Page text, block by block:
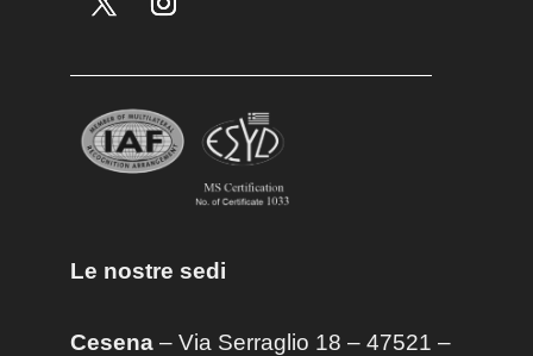
Le nostre sedi
Cesena– Via Serraglio 18 – 47521 –